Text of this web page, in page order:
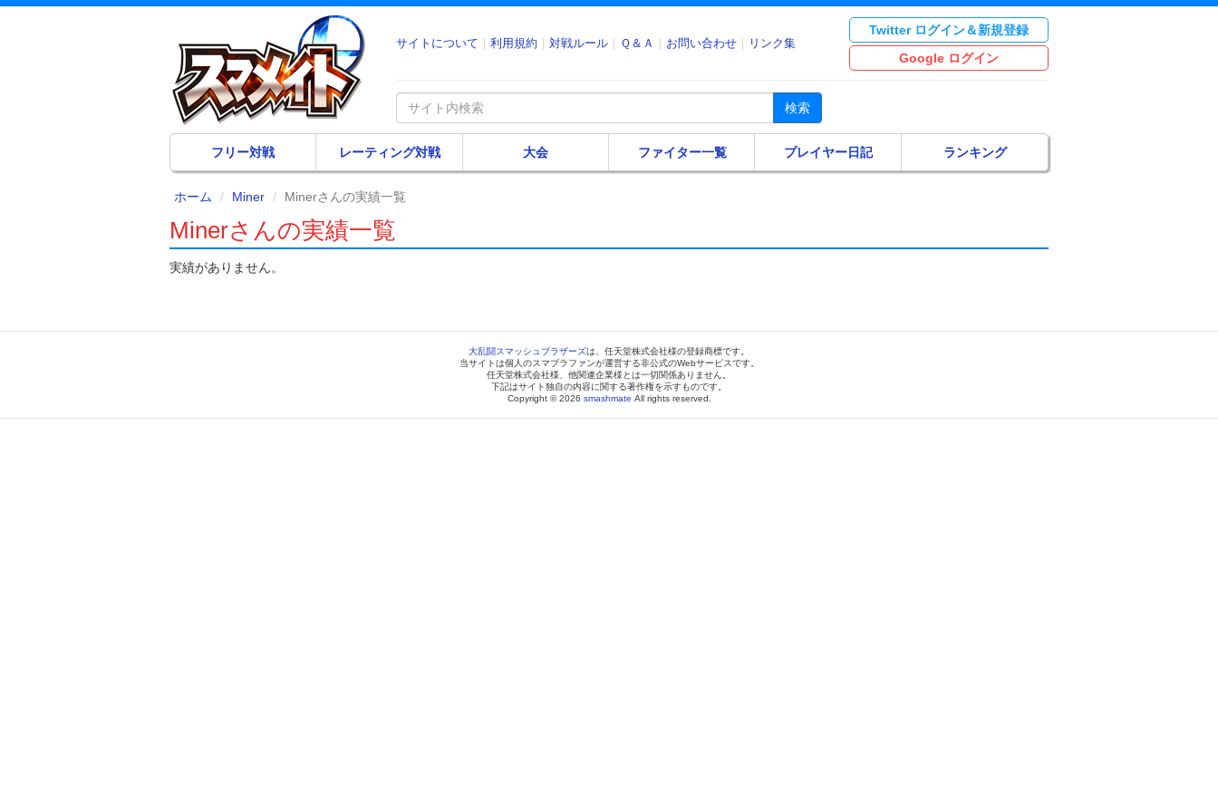
サイトについて 利用規約 対戦ルール Ｑ＆Ａ お問い合わせ リンク集
Twitter ログイン＆新規登録
Google ログイン
検索
フリー対戦 レーティング対戦 大会 ファイター一覧 プレイヤー日記 ランキング
ホーム Miner Minerさんの実績一覧
Minerさんの実績一覧
実績がありません。
大乱闘スマッシュブラザーズは、任天堂株式会社様の登録商標です。
当サイトは個人のスマブラファンが運営する非公式のWebサービスです。
任天堂株式会社様、他関連企業様とは一切関係ありません。
下記はサイト独自の内容に関する著作権を示すものです。
Copyright © 2026 smashmate All rights reserved.